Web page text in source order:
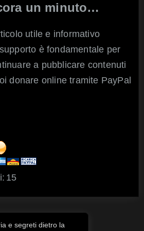
un minuto…
utile e informativo
è fondamentale per
a pubblicare contenuti
donare online tramite PayPal
15
e segreti dietro la